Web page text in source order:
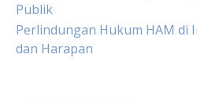
Publik
Perlindungan Hukum HAM di
dan Harapan